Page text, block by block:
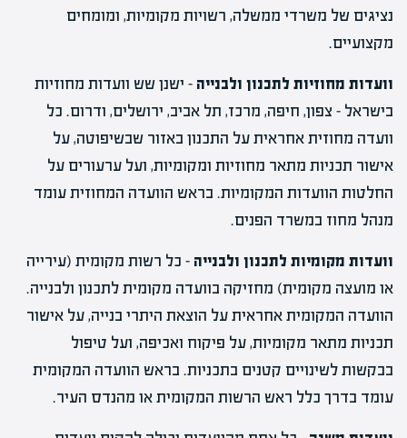
נציגים של משרדי ממשלה, רשויות מקומיות, ומומחים
מקצועיים.
וועדות מחוזיות לתכנון ולבנייה – ישנן שש וועדות מחוזיות
בישראל – צפון, חיפה, מרכז, תל אביב, ירושלים, ודרום. כל
וועדה מחוזית אחראית על התכנון באזור שבשיפוטה, על
אישור תכניות מתאר מחוזיות ומקומיות, ועל ערעורים על
החלטות הוועדות המקומיות. בראש הוועדה המחוזית עומד
מנהל מחוז במשרד הפנים.
וועדות מקומיות לתכנון ולבנייה – כל רשות מקומית (עירייה
או מועצה מקומית) מחזיקה בוועדה מקומית לתכנון ולבנייה.
הוועדה המקומית אחראית על הוצאת היתרי בנייה, על אישור
תכניות מתאר מקומיות, על פיקוח ואכיפה, ועל טיפול
בבקשות לשינויים קטנים בתכניות. בראש הוועדה המקומית
עומד בדרך כלל ראש הרשות המקומית או מהנדס העיר.